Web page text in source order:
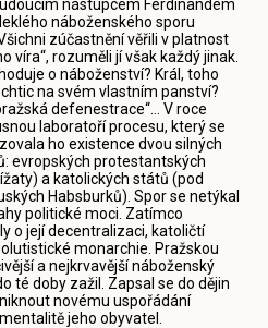
nástupcem Ferdinandem
náboženského sporu
zúčastnění věřili v platnost
víra“, rozuměli jí však každý jinak.
o náboženství? Král, toho
na svém vlastním panství?
defenestrace“… V roce
laboratoří procesu, který se
ho existence dvou silných
evropských protestantských
a katolických států (pod
Habsburků). Spor se netýkal
politické moci. Zatímco
o její decentralizaci, katoličtí
monarchie. Pražskou
a nejkrvavější náboženský
té doby zažil. Zapsal se do dějin
novému uspořádání
jeho obyvatel.